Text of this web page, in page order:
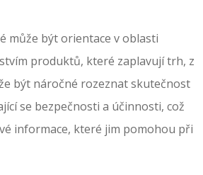
může být orientace v oblasti
produktů, které zaplavují trh, z
být náročné rozeznat skutečnost
se bezpečnosti a účinnosti, což
informace, které jim pomohou při